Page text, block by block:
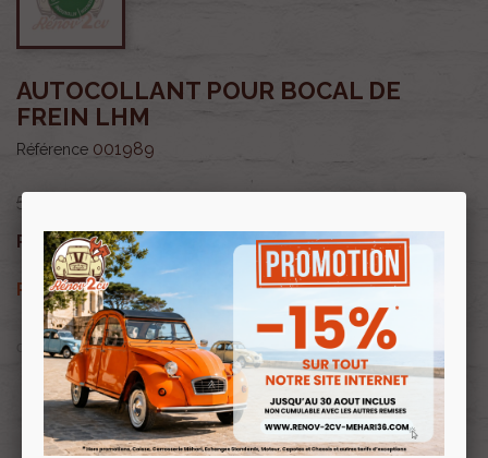
AUTOCOLLANT POUR BOCAL DE
FREIN LHM
Référence 001989
5,35 €
Prix public :4,55 € TTC
Prix clubRenov 2cv:4,55 €TTC
OU PAYER EN
Profitez de prix remisés
avec la Carte clubRenov 2cv